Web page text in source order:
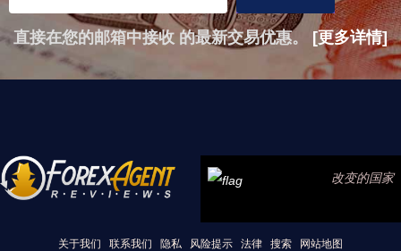
直接在您的邮箱中接收 的最新交易优惠。 [更多详情]
改变的国家
关于我们 联系我们 隐私 风险提示 法律 搜索 网站地图